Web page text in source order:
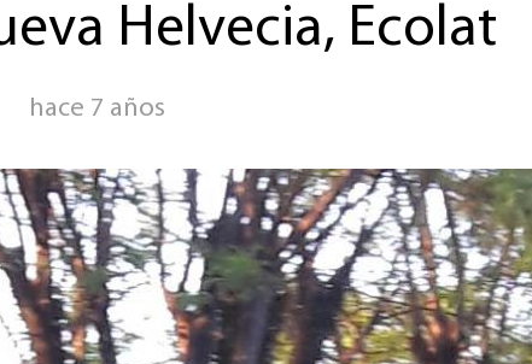
Helvecia, Ecolat
hace 7 años